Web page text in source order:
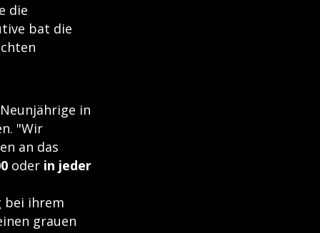
die
bat die
in
"Wir
an das
oder in jeder
bei ihrem
grauen